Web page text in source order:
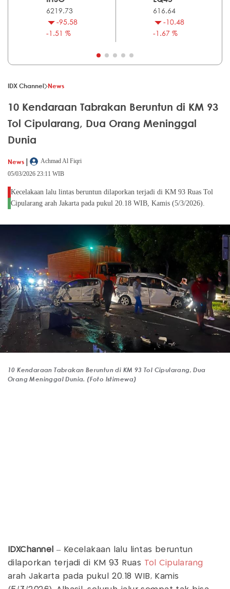
6219.73
-95.58
-1.51 %
616.64
-10.48
-1.67 %
IDX Channel News
10 Kendaraan Tabrakan Beruntun di KM 93
Tol Cipularang, Dua Orang Meninggal
Dunia
News |
Achmad Al Fiqri
05/03/2026 23:11 WIB
Kecelakaan lalu lintas beruntun dilaporkan terjadi di KM 93 Ruas Tol
Cipularang arah Jakarta pada pukul 20.18 WIB, Kamis (5/3/2026).
10 Kendaraan Tabrakan Beruntun di KM 93 Tol Cipularang, Dua
Orang Meninggal Dunia. (Foto Istimewa)
IDXChannel
– Kecelakaan lalu lintas beruntun
dilaporkan terjadi di KM 93 Ruas Tol Cipularang
arah Jakarta pada pukul 20.18 WIB, Kamis